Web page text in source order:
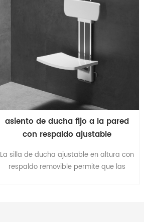
asiento de ducha fijo a la pared
con respaldo ajustable
La silla de ducha ajustable en altura con
respaldo removible permite que las